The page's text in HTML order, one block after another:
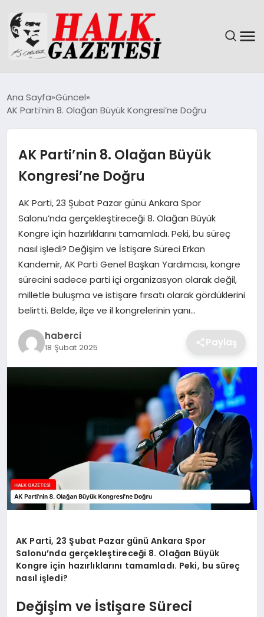
EĞITIM
EKONOMI
MAGAZIN
SAĞLIK
TEKNOLOJI
Ana Sayfa Güncel
AK Parti’nin 8. Olağan Büyük Kongresi’ne Doğru
AK Parti’nin 8. Olağan Büyük
Kongresi’ne Doğru
AK Parti, 23 Şubat Pazar günü Ankara Spor
Salonu’nda gerçekleştireceği 8. Olağan Büyük
Kongre için hazırlıklarını tamamladı. Peki, bu süreç
nasıl işledi? Değişim ve İstişare Süreci Erkan
Kandemir, AK Parti Genel Başkan Yardımcısı, kongre
sürecini sadece parti içi organizasyon olarak değil,
milletle buluşma ve istişare fırsatı olarak gördüklerini
belirtti. Belde, ilçe ve il kongrelerinin yanı…
haberci
18 Şubat 2025 Paylaş
AK Parti, 23 Şubat Pazar günü Ankara Spor
Salonu’nda gerçekleştireceği 8. Olağan Büyük
Kongre için hazırlıklarını tamamladı. Peki, bu süreç
nasıl işledi?
Değişim ve İstişare Süreci